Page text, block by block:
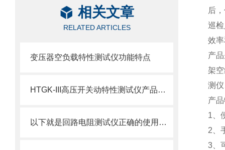
相关文章
RELATED ARTICLES
变压器空负载特性测试仪功能特点
HTGK-III高压开关动特性测试仪产品介绍
以下就是回路电阻测试仪正确的使用流程
后
巡
效
产
架
测
产
1
2
3